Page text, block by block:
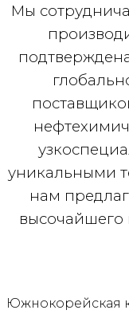
Мы
уникальными
нам
высочайшего
Южнокорейская